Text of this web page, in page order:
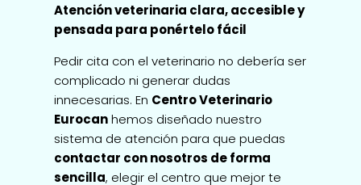
Atención veterinaria clara, accesible y
pensada para ponértelo fácil
Pedir cita con el veterinario no debería ser
complicado ni generar dudas
innecesarias. En Centro Veterinario
Eurocanhemos diseñado nuestro
sistema de atención para que puedas
contactar con nosotros de forma
sencilla, elegir el centro que mejor te